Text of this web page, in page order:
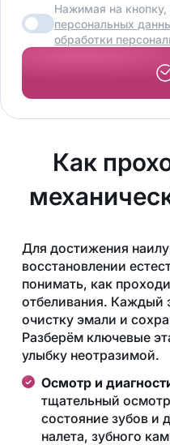
Нажимая на
персональных
обработки
Как
Для достижения
восстановлении
понимать, как
отбеливания. Каждый
очистку эмали и
Разберём ключевые
улыбку неотразимой.
Осмотр и
тщательный
состояние зубов и
налета, зубного